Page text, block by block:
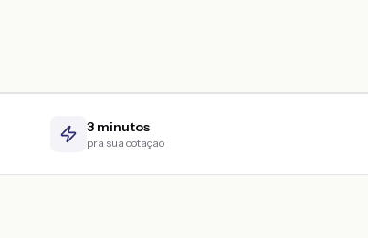
3 minutos
pra sua cotação